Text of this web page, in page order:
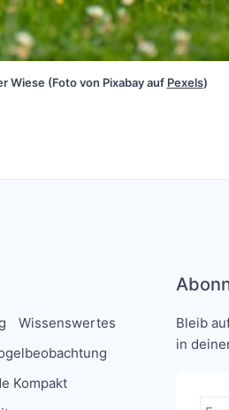
Wiese (Foto von Pixabay auf Pexels)
Wissenswertes
Kompakt
Bleib
in